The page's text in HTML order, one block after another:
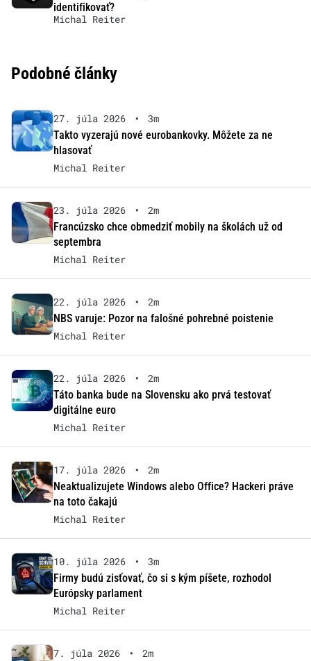
identifikovať?
Michal Reiter
Podobné články
27. júla 2026 •
3m
Takto vyzerajú nové eurobankovky. Môžete za ne
hlasovať
Michal Reiter
23. júla 2026 •
2m
Francúzsko chce obmedziť mobily na školách už od
septembra
Michal Reiter
22. júla 2026 •
2m
NBS varuje: Pozor na falošné pohrebné poistenie
Michal Reiter
22. júla 2026 •
2m
Táto banka bude na Slovensku ako prvá testovať
digitálne euro
Michal Reiter
17. júla 2026 •
2m
Neaktualizujete Windows alebo Office? Hackeri práve
na toto čakajú
Michal Reiter
10. júla 2026 •
3m
Firmy budú zisťovať, čo si s kým píšete, rozhodol
Európsky parlament
Michal Reiter
7. júla 2026 •
2m